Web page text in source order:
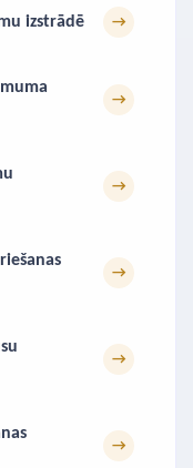
izstrādē →
→
→
→
→
→